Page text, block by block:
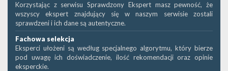
Korzystając z serwisu Sprawdzony Ekspert masz pewność, że
wszyscy ekspert znajdujący się w naszym serwisie zostali
sprawdzeni i ich dane są autentyczne.
Fachowa selekcja
Eksperci ułożeni są według specjalnego algorytmu, który bierze
pod uwagę ich doświadczenie, ilość rekomendacji oraz opinie
eksperckie.